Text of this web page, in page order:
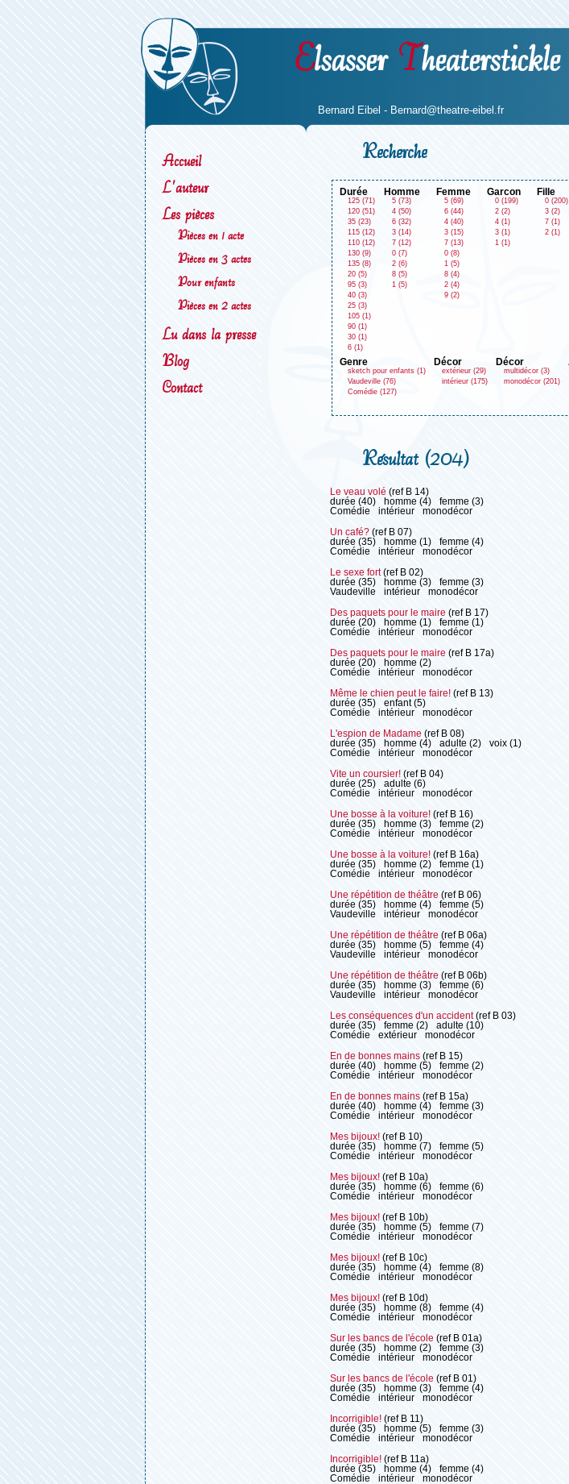
Elsasser Theaterstickle
Bernard Eibel - Bernard@theatre-eibel.fr
Accueil
L'auteur
Les pièces
Pièces en 1 acte
Pièces en 3 actes
Pour enfants
Pièces en 2 actes
Lu dans la presse
Blog
Contact
Recherche
durée
125 (71)
120 (51)
35 (23)
115 (12)
110 (12)
130 (9)
135 (8)
20 (5)
95 (3)
40 (3)
25 (3)
105 (1)
90 (1)
30 (1)
6 (1)
homme
5 (73)
4 (50)
6 (32)
3 (14)
7 (12)
0 (7)
2 (6)
8 (5)
1 (5)
femme
5 (69)
6 (44)
4 (40)
3 (15)
7 (13)
0 (8)
1 (5)
8 (4)
2 (4)
9 (2)
garcon
0 (199)
2 (2)
4 (1)
3 (1)
1 (1)
fille
0 (200)
3 (2)
7 (1)
2 (1)
genre
sketch pour enfants (1)
Vaudeville (76)
Comédie (127)
décor
extérieur (29)
intérieur (175)
décor
multidécor (3)
monodécor (201)
Résultat (204)
Le veau volé (ref B 14)
durée (40)
homme (4)
femme (3)
Comédie
intérieur monodécor
Un café?(ref B 07)
durée (35)
homme (1)
femme (4)
Comédie
intérieur monodécor
Le sexe fort(ref B 02)
durée (35)
homme (3)
femme (3)
Vaudeville
intérieur monodécor
Des paquets pour le maire(ref B 17)
durée (20)
homme (1)
femme (1)
Comédie
intérieur monodécor
Des paquets pour le maire(ref B 17a)
durée (20)
homme (2)
Comédie
intérieur monodécor
Même le chien peut le faire!(ref B 13)
durée (35)
enfant (5)
Comédie
intérieur monodécor
L'espion de Madame(ref B 08)
durée (35)
homme (4) adulte (2)
voix (1)
Comédie
intérieur monodécor
Vite un coursier!(ref B 04)
durée (25)
adulte (6)
Comédie
intérieur monodécor
Une bosse à la voiture!(ref B 16)
durée (35)
homme (3)
femme (2)
Comédie
intérieur monodécor
Une bosse à la voiture!(ref B 16a)
durée (35)
homme (2)
femme (1)
Comédie
intérieur monodécor
Une répétition de théâtre(ref B 06)
durée (35)
homme (4)
femme (5)
Vaudeville
intérieur monodécor
Une répétition de théâtre(ref B 06a)
durée (35)
homme (5)
femme (4)
Vaudeville
intérieur monodécor
Une répétition de théâtre(ref B 06b)
durée (35)
homme (3)
femme (6)
Vaudeville
intérieur monodécor
Les conséquences d'un accident(ref B 03)
durée (35)
femme (2)
adulte (10)
Comédie
extérieur monodécor
En de bonnes mains(ref B 15)
durée (40)
homme (5)
femme (2)
Comédie
intérieur monodécor
En de bonnes mains(ref B 15a)
durée (40)
homme (4)
femme (3)
Comédie
intérieur monodécor
Mes bijoux!(ref B 10)
durée (35)
homme (7)
femme (5)
Comédie
intérieur monodécor
Mes bijoux!(ref B 10a)
durée (35)
homme (6)
femme (6)
Comédie
intérieur monodécor
Mes bijoux!(ref B 10b)
durée (35)
homme (5)
femme (7)
Comédie
intérieur monodécor
Mes bijoux!(ref B 10c)
durée (35)
homme (4)
femme (8)
Comédie
intérieur monodécor
Mes bijoux!(ref B 10d)
durée (35)
homme (8)
femme (4)
Comédie
intérieur monodécor
Sur les bancs de l'école(ref B 01a)
durée (35)
homme (2)
femme (3)
Comédie
intérieur monodécor
Sur les bancs de l'école(ref B 01)
durée (35)
homme (3)
femme (4)
Comédie
intérieur monodécor
Incorrigible!(ref B 11)
durée (35)
homme (5)
femme (3)
Comédie
intérieur monodécor
Incorrigible!(ref B 11a)
durée (35)
homme (4)
femme (4)
Comédie
intérieur monodécor